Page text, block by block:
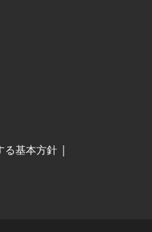
る基本方針